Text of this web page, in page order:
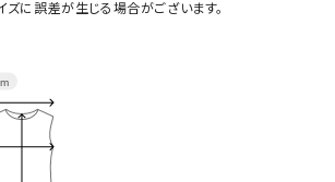
に誤差が生じる場合がございます。